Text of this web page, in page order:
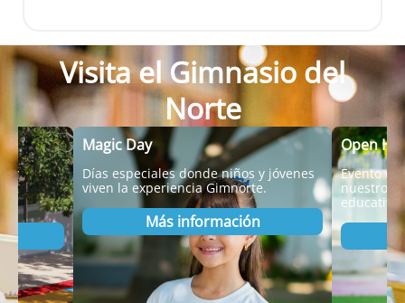
Visita el Gimnasio del
Norte
y
Magic Day
Días especiales donde niños y jóvenes
viven la experiencia Gimnorte.
Más información
Open
Evento
nuestro
educativa.